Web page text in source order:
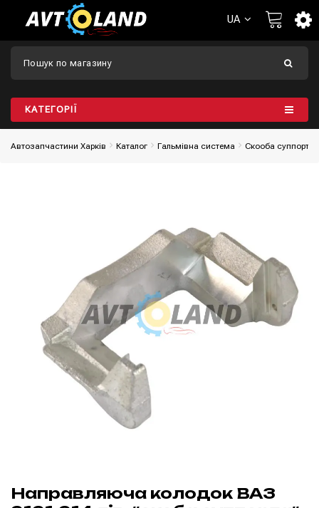
UA
КАТЕГОРІЇ
Автозапчастини Харків Каталог Гальмівна система Скооба суппорта
Направляюча колодок ВАЗ